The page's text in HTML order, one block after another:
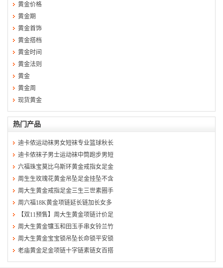
黄金价格
黄金期
黄金首饰
黄金搭档
黄金时间
黄金法则
黄金
黄金周
现货黄金
热门产品
迪卡侬运动袜男女短袜专业篮球秋长
迪卡侬袜子男士运动袜中筒跑步男短
六福珠宝莫比乌斯环黄金戒指女足金
周生生玫瑰花黄金吊坠足金挂坠不含
周大生黄金戒指足金三生三世素圈手
周六福18K黄金项链延长链加长女多
【双11预售】周大生黄金项链计价足
周大生黄金镶玉和田玉手串女铃兰竹
周大生黄金宝宝锁吊坠长命锁平安锁
老庙黄金足金项链十字链素链女百搭